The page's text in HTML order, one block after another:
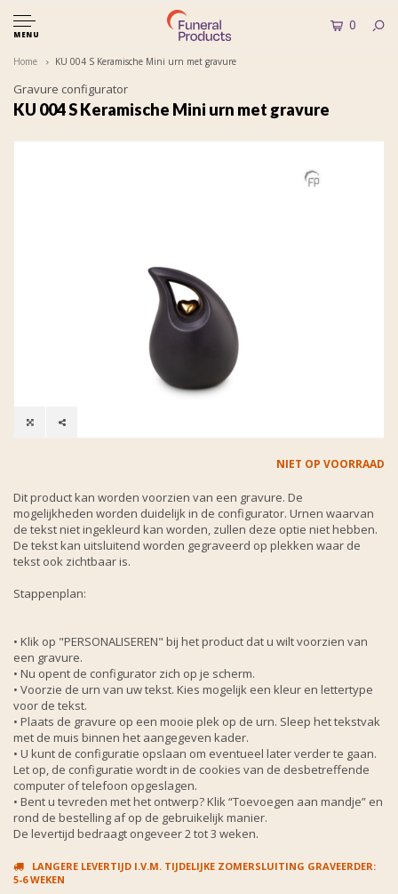
MENU
0
Home KU 004 S Keramische Mini urn met gravure
Gravure configurator
KU 004 S Keramische Mini urn met gravure
NIET OP VOORRAAD
Dit product kan worden voorzien van een gravure. De
mogelijkheden worden duidelijk in de configurator. Urnen waarvan
de tekst niet ingekleurd kan worden, zullen deze optie niet hebben.
De tekst kan uitsluitend worden gegraveerd op plekken waar de
tekst ook zichtbaar is.
Stappenplan:
• Klik op "PERSONALISEREN" bij het product dat u wilt voorzien van
een gravure.
• Nu opent de configurator zich op je scherm.
• Voorzie de urn van uw tekst. Kies mogelijk een kleur en lettertype
voor de tekst.
• Plaats de gravure op een mooie plek op de urn. Sleep het tekstvak
met de muis binnen het aangegeven kader.
• U kunt de configuratie opslaan om eventueel later verder te gaan.
Let op, de configuratie wordt in de cookies van de desbetreffende
computer of telefoon opgeslagen.
• Bent u tevreden met het ontwerp? Klik “Toevoegen aan mandje” en
rond de bestelling af op de gebruikelijk manier.
De levertijd bedraagt ongeveer 2 tot 3 weken.
LANGERE LEVERTIJD I.V.M. TIJDELIJKE ZOMERSLUITING GRAVEERDER:
5-6 WEKEN